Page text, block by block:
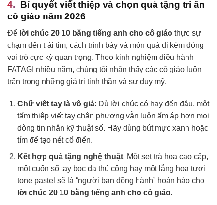
Bí quyết viết thiệp và chọn quà tặng tri ân
cô giáo năm 2026
Để lời chúc 20 10 bằng tiếng anh cho cô giáo thực sự
chạm đến trái tim, cách trình bày và món quà đi kèm đóng
vai trò cực kỳ quan trọng. Theo kinh nghiệm điều hành
FATAGI nhiều năm, chúng tôi nhận thấy các cô giáo luôn
trân trọng những giá trị tinh thần và sự duy mỹ.
Chữ viết tay là vô giá: Dù lời chúc có hay đến đâu, một
tấm thiệp viết tay chân phương vẫn luôn ấm áp hơn mọi
dòng tin nhắn kỹ thuật số. Hãy dùng bút mực xanh hoặc
tím để tạo nét cổ điển.
Kết hợp quà tặng nghệ thuật: Một set trà hoa cao cấp,
một cuốn sổ tay bọc da thủ công hay một lẵng hoa tươi
tone pastel sẽ là “người bạn đồng hành” hoàn hảo cho
lời chúc 20 10 bằng tiếng anh cho cô giáo.